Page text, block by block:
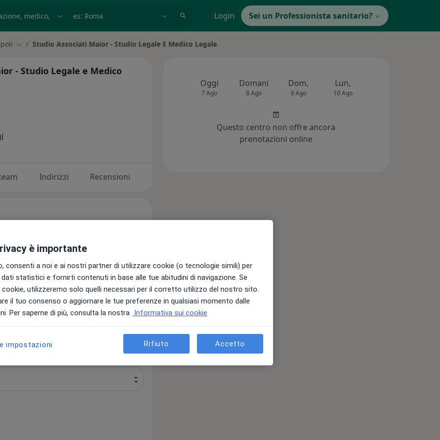
Login Sei un Professionista sanitario?
Cambia città
Studio Associati Maior - Studio Legale E Medico Legale
- Studio Legale e Medico
Indirizzi Recensioni
di cinque professionisti affermati nel
di coniugare le rispettive
per fornire un servizio completo e
di malasanità, incidente stradale,
alla responsabilità di
dal Medico Legale dott. Marcello
Sorrentino e Avv. Filippo Castaldo.
medici specialisti: ortopedico,
psichiatra ed altri pronti a
medico legale.
e medico specialistica
Oggi
7 Ago
Domani
8 Ago
Dom,
9 Ago
Lun,
10 Ago
Questo centro non offre ancora
prenotazioni online
è importante
consenti a noi e ai nostri partner di utilizzare cookie (o tecnologie simili) per
statistici e fornirti contenuti in base alle tue abitudini di navigazione. Se
utilizzeremo solo quelli necessari per il corretto utilizzo del nostro sito.
il tuo consenso o aggiornare le tue preferenze in qualsiasi momento dalle
Per saperne di più, consulta la nostra Informativa sui cookie
impostazioni Rifiuto Accetto